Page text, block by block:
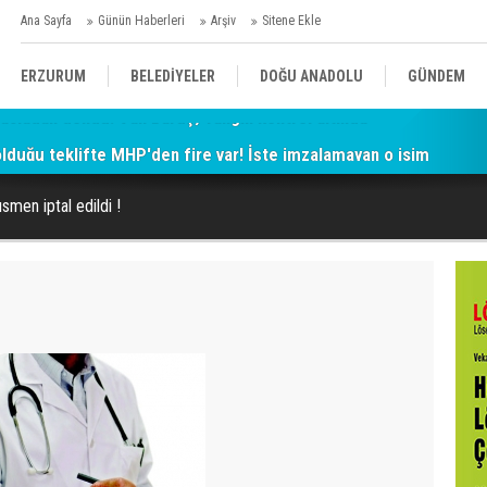
Ana Sayfa Günün Haberleri Arşiv Sitene Ekle
ERZURUM BELEDİYELER DOĞU ANADOLU GÜNDEM
KÜLTÜR/SANAT//MAĞAZİN
teklifte MHP'den fire var! İşte imzalamayan o isim
iptal edildi !